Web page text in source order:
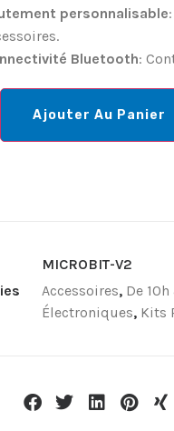
personnalisable
Bluetooth:
Ajouter Au Panier
MICROBIT-V2
Accessoires, De 10h
Électroniques, Kits